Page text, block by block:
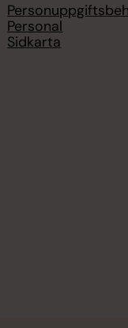
Personal
Sidkarta